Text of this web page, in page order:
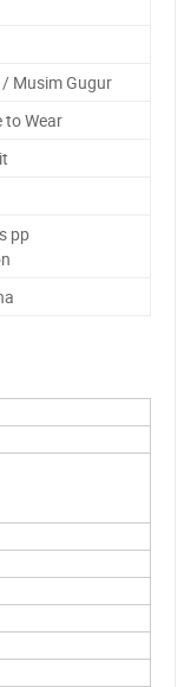
Musim Gugur
Wear
pp